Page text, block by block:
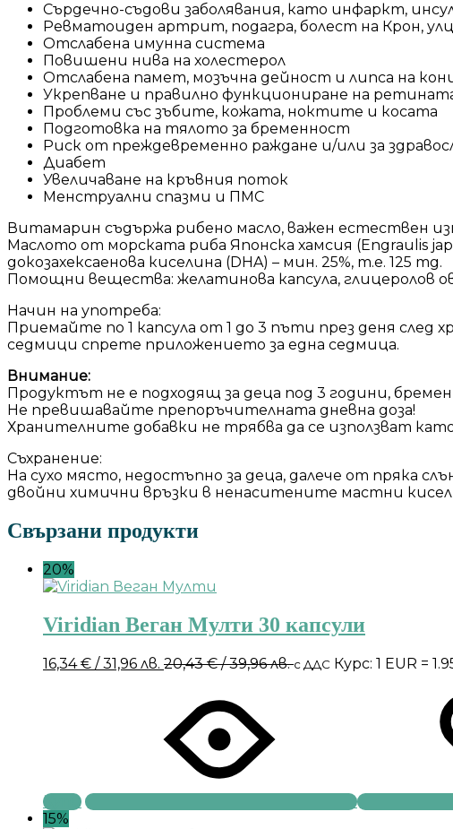
Сърдечно-съдови заболявания, като инфаркт,
Ревматоиден артрит, подагра, болест на Крон,
Отслабена имунна система
Повишени нива на холестерол
Отслабена памет, мозъчна дейност и липса на
Укрепване и правилно функциониране на
Проблеми със зъбите, кожата, ноктите и косата
Подготовка на тялото за бременност
Риск от преждевременно раждане и/или за
Диабет
Увеличаване на кръвния поток
Менструални спазми и ПМС
Витамарин съдържа рибено масло, важен естествен
Маслото от морската риба Японска хамсия (Engraulis
докозахексаенова киселина (DHA) – мин. 25%, т.е. 125 mg.
Помощни вещества: желатинова капсула, глицеролов
Начин на употреба:
Приемайте по 1 капсула от 1 до 3 пъти през деня след
седмици спрете приложението за една седмица.
Внимание:
Продуктът не е подходящ за деца под 3 години,
Не превишавайте препоръчителната дневна доза!
Хранителните добавки не трябва да се използват
Съхранение:
На сухо място, недостъпно за деца, далече от пряка
двойни химични връзки в ненаситените мастни
Свързани продукти
20%
Viridian Веган Мулти 30 капсули
16,34€ / 31,96 лв. 20,43€/ 39,96 лв.с ДДС Курс: 1 EUR =
Купи
15%